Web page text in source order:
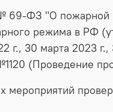
69-ФЗ "О пожарной
режима в РФ
г., 30 марта 2023
(Проведение
мероприятий